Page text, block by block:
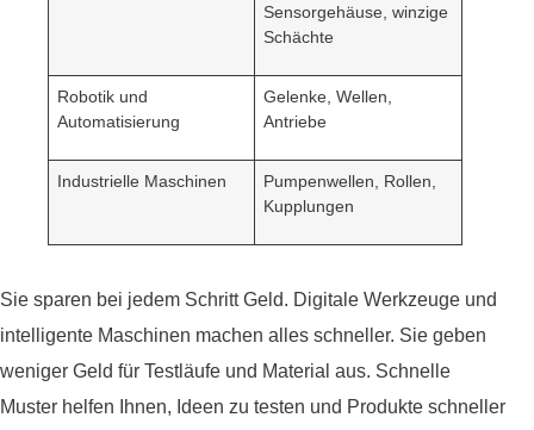
Sensorgehäuse, winzige
Schächte
Robotik und
Automatisierung
Gelenke, Wellen,
Antriebe
Industrielle Maschinen
Pumpenwellen, Rollen,
Kupplungen
Sie sparen bei jedem Schritt Geld. Digitale Werkzeuge und
intelligente Maschinen machen alles schneller. Sie geben
weniger Geld für Testläufe und Material aus. Schnelle
Muster helfen Ihnen, Ideen zu testen und Produkte schneller